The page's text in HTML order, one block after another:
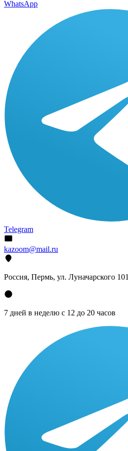
WhatsApp
Telegram
kazoom@mail.ru
Россия, Пермь, ул. Луначарского 101
7 дней в неделю с 12 до 20 часов